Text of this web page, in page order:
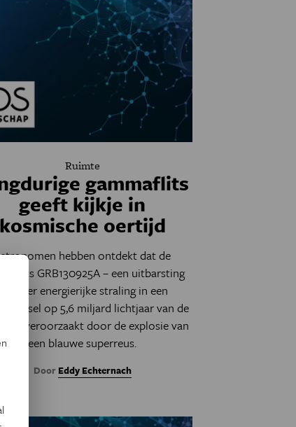
Ruimte
gammaflits
geeft kijkje in
kosmische oertijd
hebben ontdekt dat de
GRB130925A – een uitbarsting
van zeer energierijke straling in een
op 5,6 miljard lichtjaar van de
– is veroorzaakt door de explosie van
een blauwe superreus.
Door Eddy Echternach